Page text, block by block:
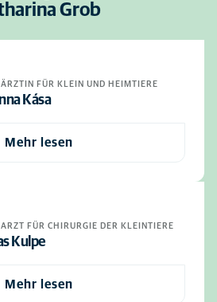
Grob
FÜR KLEIN UND HEIMTIERE
Kása
Mehr lesen
FÜR CHIRURGIE DER KLEINTIERE
Kulpe
Mehr lesen